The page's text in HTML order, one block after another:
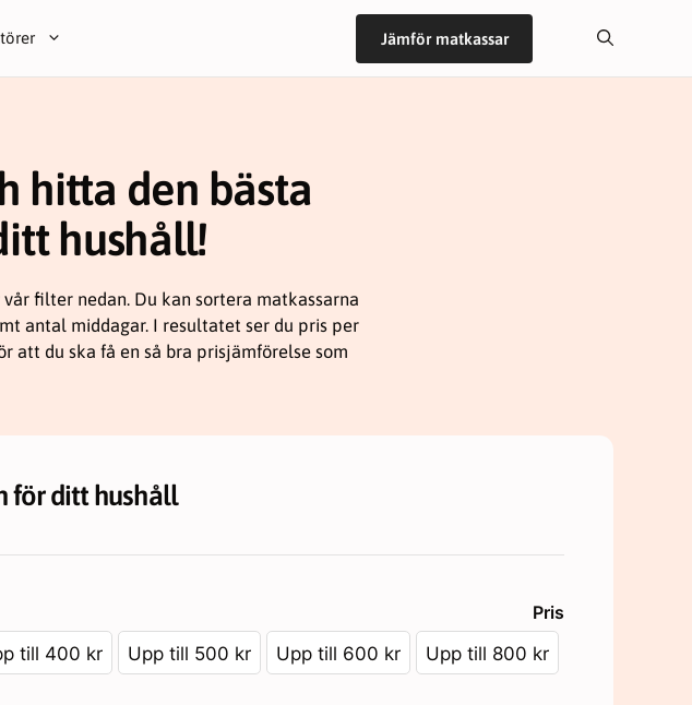
Jämför matkassar
hitta den bästa
hushåll!
filter nedan. Du kan sortera matkassarna
antal middagar. I resultatet ser du pris per
att du ska få en så bra prisjämförelse som
för ditt hushåll
Pris
till 400 kr Upp till 500 kr Upp till 600 kr Upp till 800 kr